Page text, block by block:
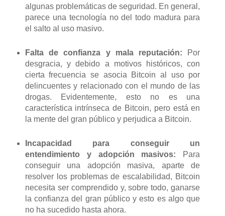
algunas problemáticas de seguridad. En general,
parece una tecnología no del todo madura para
el salto al uso masivo.
Falta de confianza y mala reputación: Por
desgracia, y debido a motivos históricos, con
cierta frecuencia se asocia Bitcoin al uso por
delincuentes y relacionado con el mundo de las
drogas. Evidentemente, esto no es una
característica intrínseca de Bitcoin, pero está en
la mente del gran público y perjudica a Bitcoin.
Incapacidad para conseguir un
entendimiento y adopción masivos: Para
conseguir una adopción masiva, aparte de
resolver los problemas de escalabilidad, Bitcoin
necesita ser comprendido y, sobre todo, ganarse
la confianza del gran público y esto es algo que
no ha sucedido hasta ahora.